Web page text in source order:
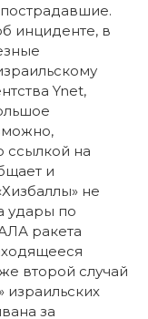
пострадавшие.
инциденте, в
Ynet,
ссылкой на
и
не
удары по
ракета
второй случай
израильских
за